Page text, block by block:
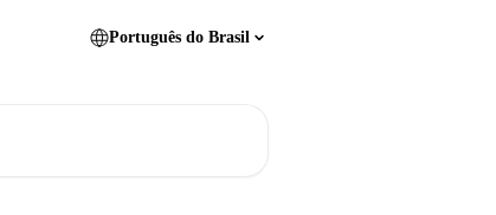
Português do Brasil